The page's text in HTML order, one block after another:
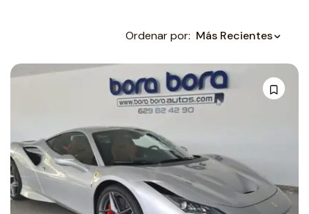
Ordenar por: Más Recientes